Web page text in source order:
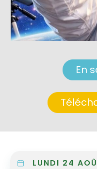
En
LUNDI 24